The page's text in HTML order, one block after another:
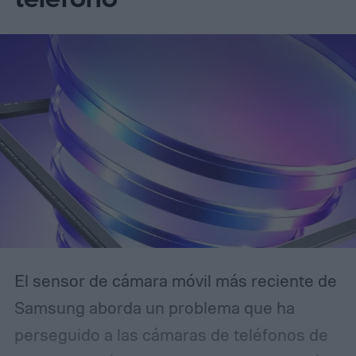
El sensor de cámara móvil más reciente de
Samsung aborda un problema que ha
perseguido a las cámaras de teléfonos de